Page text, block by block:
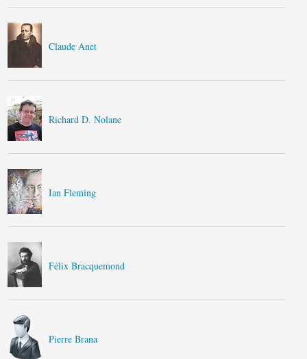
Claude Anet
Richard D. Nolane
Ian Fleming
Félix Bracquemond
Pierre Brana